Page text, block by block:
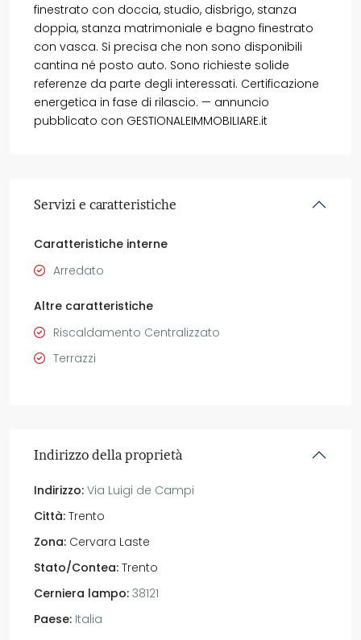
finestrato con doccia, studio, disbrigo, stanza
doppia, stanza matrimoniale e bagno finestrato
con vasca. Si precisa che non sono disponibili
cantina né posto auto. Sono richieste solide
referenze da parte degli interessati. Certificazione
energetica in fase di rilascio. — annuncio
pubblicato con GESTIONALEIMMOBILIARE.it
Servizi e caratteristiche
Caratteristiche interne
Arredato
Altre caratteristiche
Riscaldamento Centralizzato
Terrazzi
Indirizzo della proprietà
Indirizzo: Via Luigi de Campi
Città: Trento
Zona: Cervara Laste
Stato/Contea: Trento
Cerniera lampo: 38121
Paese: Italia